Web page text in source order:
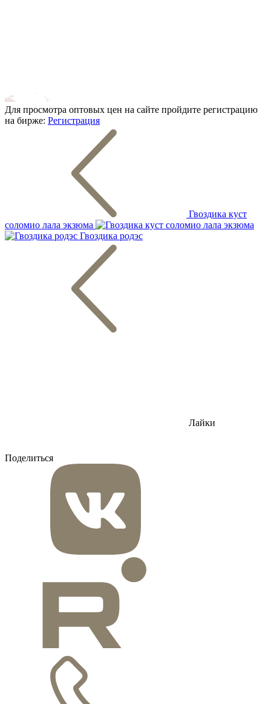
Для просмотра оптовых цен на сайте пройдите регистрацию
на бирже: Регистрация
Гвоздика куст
соломио лала экзюма
Гвоздика родэс
Лайки
Поделиться